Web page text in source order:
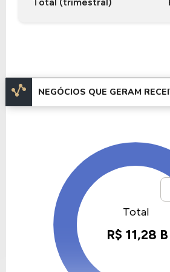
Saneamento.
Quanto aos seus principais
possui um P/L de 10,86, um P/
NEGÓCIOS QUE GERAM